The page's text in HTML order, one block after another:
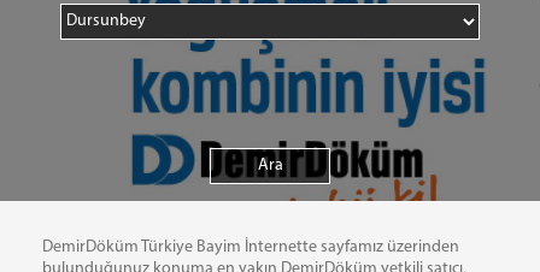
DemirDöküm Türkiye Bayim İnternette sayfamız üzerinden